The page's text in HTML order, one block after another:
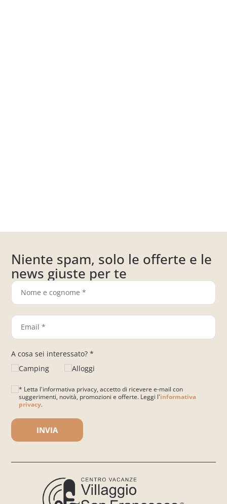
Niente spam, solo le offerte e le
news giuste per te
A cosa sei interessato? *
Camping
Alloggi
* Letta l'informativa privacy, accetto di ricevere e-mail con
suggerimenti, novità, promozioni e offerte. Leggi l'informativa
privacy.